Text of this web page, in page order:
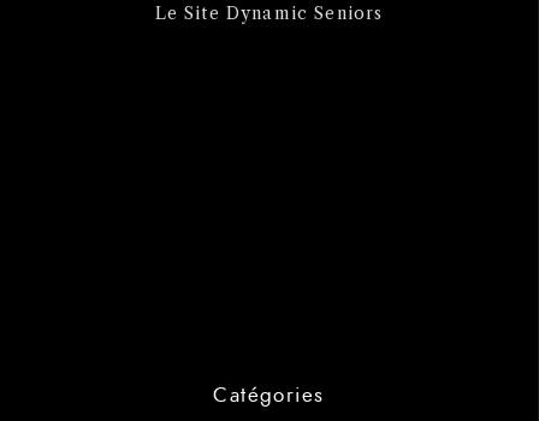
Le Site Dynamic Seniors
Catégories